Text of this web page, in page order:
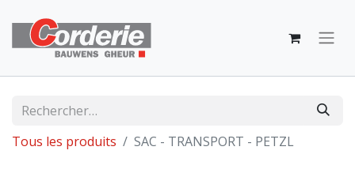
Tous les produits SAC - TRANSPORT - PETZL